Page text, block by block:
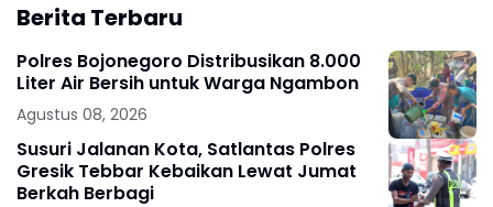
Berita Terbaru
Polres Bojonegoro Distribusikan 8.000
Liter Air Bersih untuk Warga Ngambon
Agustus 08, 2026
Susuri Jalanan Kota, Satlantas Polres
Gresik Tebbar Kebaikan Lewat Jumat
Berkah Berbagi